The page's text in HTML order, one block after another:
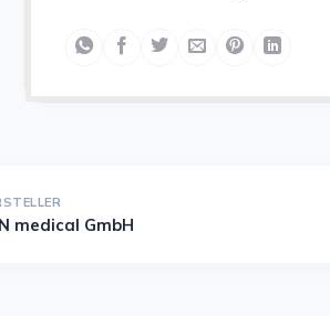
medical GmbH